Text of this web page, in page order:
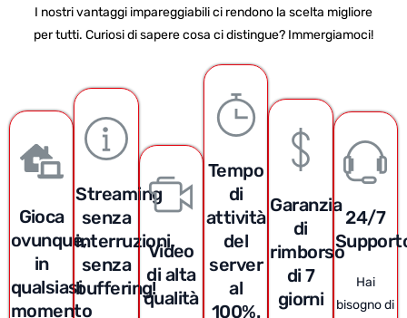
I nostri vantaggi impareggiabili ci rendono la scelta migliore
per tutti. Curiosi di sapere cosa ci distingue? Immergiamoci!
Gioca
ovunque,
in
qualsiasi
momento
Streaming
senza
interruzioni,
senza
buffering!
Video
di alta
qualità
Tempo
di
attività
del
server
al
100%.
Garanzia
di
rimborso
di 7
giorni
24/7
Hai
bisogno di